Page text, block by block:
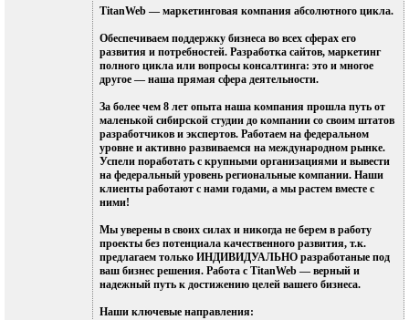
TitanWeb — маркетинговая компания абсолютного цикла.
Обеспечиваем поддержку бизнеса во всех сферах его
развития и потребностей. Разработка сайтов, маркетинг
полного цикла или вопросы консалтинга: это и многое
другое — наша прямая сфера деятельности.
За более чем 8 лет опыта наша компания прошла путь от
маленькой сибирской студии до компании со своим штатов
разработчиков и экспертов. Работаем на федеральном
уровне и активно развиваемся на международном рынке.
Успели поработать с крупными организациями и вывести
на федеральный уровень региональные компании. Наши
клиенты работают с нами годами, а мы растем вместе с
ними!
Мы уверены в своих силах и никогда не берем в работу
проекты без потенциала качественного развития, т.к.
предлагаем только ИНДИВИДУАЛЬНО разработаные под
ваш бизнес решения. Работа с TitanWeb — верный и
надежный путь к достижению целей вашего бизнеса.
Наши ключевые направления: